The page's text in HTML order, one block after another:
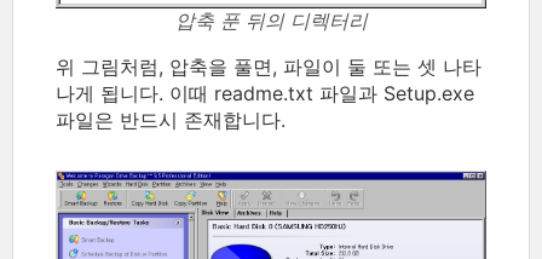
압축 푼 뒤의 디렉터리
위 그림처럼, 압축을 풀면, 파일이 둘 또는 셋 나타
나게 됩니다. 이때 readme.txt 파일과 Setup.exe
파일은 반드시 존재합니다.